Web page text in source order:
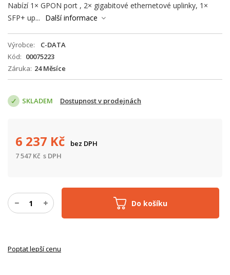
Nabízí 1× GPON port , 2× gigabitové ethernetové uplinky, 1×
SFP+ up...
Další informace
Výrobce
C-DATA
Kód
00075223
Záruka 24 Měsíce
SKLADEM Dostupnost v prodejnách
Do košíku
6 237 Kč
bez DPH
7 547 Kč s DPH
Poptat lepší cenu